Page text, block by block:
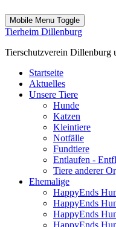
Mobile Menu Toggle
Tierheim Dillenburg
Tierschutzverein Dillenburg
Startseite
Aktuelles
Unsere Tiere
Hunde
Katzen
Kleintiere
Notfälle
Fundtiere
Entlaufen -
Tiere anderer
Ehemalige
HappyEnds
HappyEnds
HappyEnds
HappyEnds